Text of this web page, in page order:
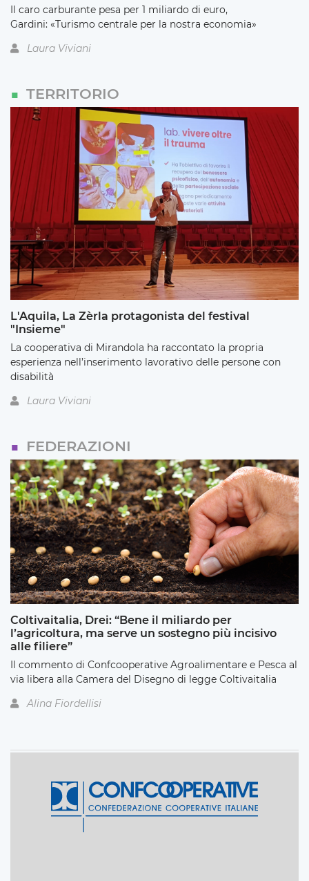
Il caro carburante pesa per 1 miliardo di euro,
Gardini: «Turismo centrale per la nostra economia»
Laura Viviani
TERRITORIO
L'Aquila, La Zèrla protagonista del festival
"Insieme"
La cooperativa di Mirandola ha raccontato la propria
esperienza nell’inserimento lavorativo delle persone con
disabilità
Laura Viviani
FEDERAZIONI
Coltivaitalia, Drei: “Bene il miliardo per
l’agricoltura, ma serve un sostegno più incisivo
alle filiere”
Il commento di Confcooperative Agroalimentare e Pesca al
via libera alla Camera del Disegno di legge Coltivaitalia
Alina Fiordellisi